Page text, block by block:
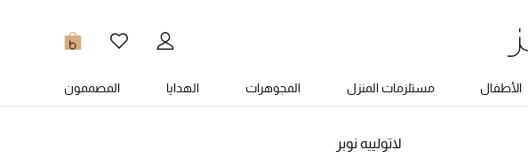
0
الأطفال مستلزمات المنزل المجوهرات الهدايا المصممون
لاتولييه نوبر